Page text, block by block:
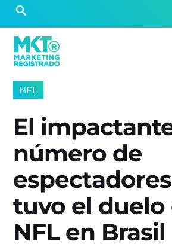
NFL
El
número de
tuvo el duelo
NFL en Brasil